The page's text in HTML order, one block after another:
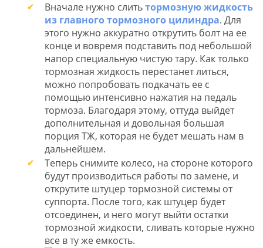
Вначале нужно слитьтормозную жидкость
из главного тормозного цилиндра. Для
этого нужно аккуратно открутить болт на ее
конце и вовремя подставить под небольшой
напор специальную чистую тару. Как только
тормозная жидкость перестанет литься,
можно попробовать подкачать ее с
помощью интенсивно нажатия на педаль
тормоза. Благодаря этому, оттуда выйдет
дополнительная и довольная большая
порция ТЖ, которая не будет мешать нам в
дальнейшем.
Теперь снимите колесо, на стороне которого
будут производиться работы по замене, и
открутите штуцер тормозной системы от
суппорта. После того, как штуцер будет
отсоединен, и него могут выйти остатки
тормозной жидкости, сливать которые нужно
все в ту же емкость.